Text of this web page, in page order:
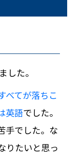
した。
べてが落ちこ
英語でした。
手でした。な
りたいと思っ